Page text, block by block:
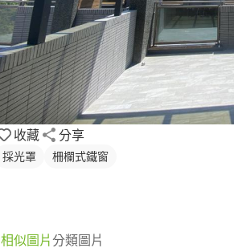
收藏 分享
採光罩 柵欄式鐵窗
相似圖片分類圖片